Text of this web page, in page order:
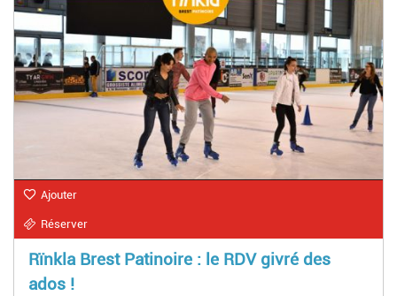
Ajouter
Réserver
Rïnkla Brest Patinoire : le RDV givré des
ados !